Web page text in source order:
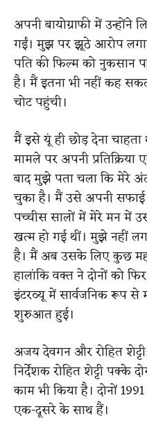
अपनी बायोग्राफी में उन्होंने
गईं। मुझ पर झूठे आरोप
पति की फिल्म को नुकसान
है। मैं इतना भी नहीं कह
चोट पहुंची।
मैं इसे यूं ही छोड़ देना
मामले पर अपनी
बाद मुझे पता चला कि मेरे
चुका है। मैं उसे अपनी सफाई
पच्चीस सालों में मेरे मन में
खत्म हो गई थीं। मुझे नहीं
है। मैं अब उसके लिए कुछ
हालांकि वक्त ने दोनों को
इंटरव्यू में सार्वजनिक रूप से
शुरुआत हुई।
अजय देवगन और रोहित
निर्देशक रोहित शेट्टी पक्के
काम भी किया है। दोनों
एक-दूसरे के साथ हैं।